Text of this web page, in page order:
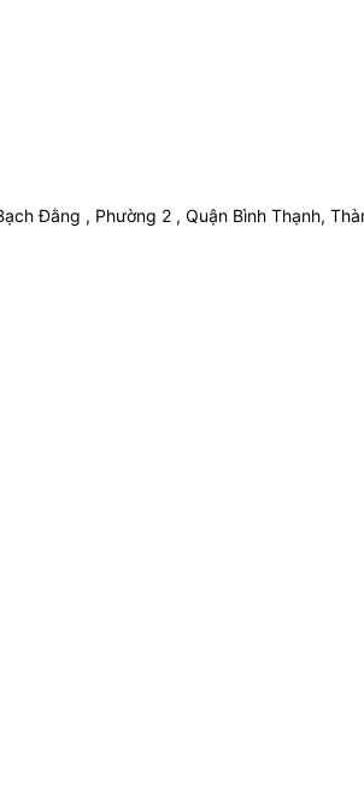
Đằng , Phường 2 , Quận Bình Thạnh,